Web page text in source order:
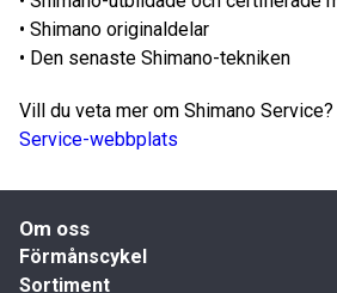
• Shimano originaldelar
• Den senaste Shimano-tekniken
Vill du veta mer om Shimano Service?
Service-webbplats
Om oss
Förmånscykel
Sortiment